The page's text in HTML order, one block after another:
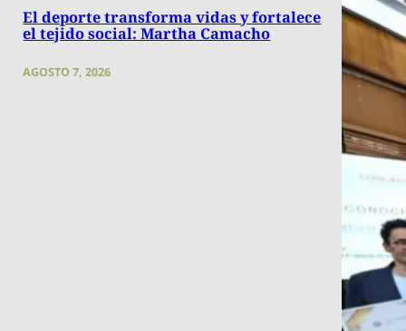
El deporte transforma vidas y fortalece
el tejido social: Martha Camacho
AGOSTO 7, 2026